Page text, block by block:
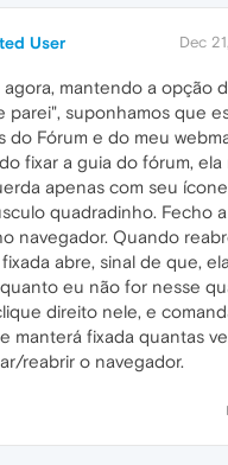
User Dec
agora, mantendo a opção
parei", suponhamos que
do Fórum e do meu
fixar a guia do fórum, ela
apenas com seu
quadradinho. Fecho
navegador. Quando
abre, sinal de que,
eu não for nesse
direito nele, e
manterá fixada quantas
reabrir o navegador.